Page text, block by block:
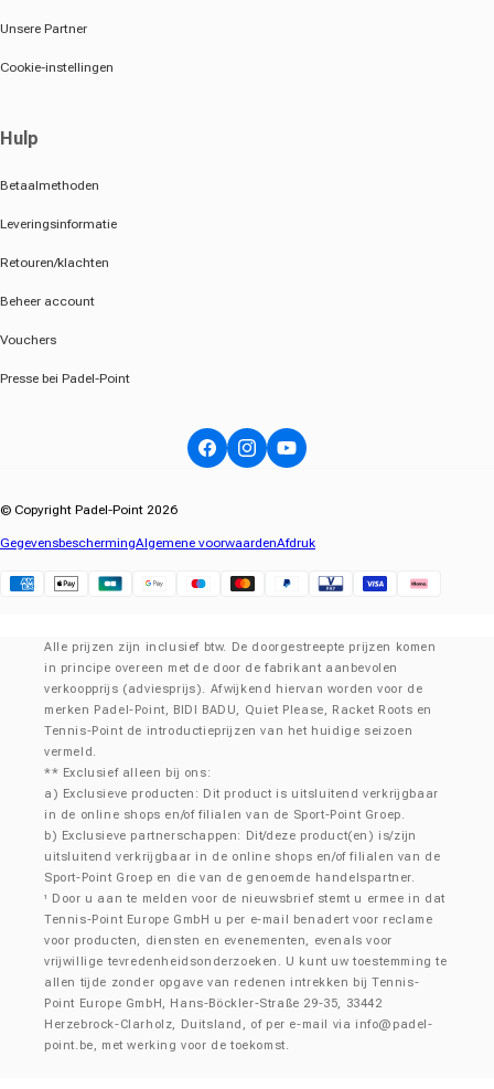
Unsere Partner
Cookie-instellingen
Hulp
Betaalmethoden
Leveringsinformatie
Retouren/klachten
Beheer account
Vouchers
Presse bei Padel-Point
FacebookInstagramYouTube
© Copyright Padel-Point 2026
GegevensbeschermingAlgemene voorwaardenAfdruk
Alle prijzen zijn inclusief btw. De doorgestreepte prijzen komen
in principe overeen met de door de fabrikant aanbevolen
verkoopprijs (adviesprijs). Afwijkend hiervan worden voor de
merken Padel-Point, BIDI BADU, Quiet Please, Racket Roots en
Tennis-Point de introductieprijzen van het huidige seizoen
vermeld.
** Exclusief alleen bij ons:
a) Exclusieve producten: Dit product is uitsluitend verkrijgbaar
in de online shops en/of filialen van de Sport-Point Groep.
b) Exclusieve partnerschappen: Dit/deze product(en) is/zijn
uitsluitend verkrijgbaar in de online shops en/of filialen van de
Sport-Point Groep en die van de genoemde handelspartner.
¹
Door u aan te melden voor de nieuwsbrief stemt u ermee in dat
Tennis-Point Europe GmbH u per e-mail benadert voor reclame
voor producten, diensten en evenementen, evenals voor
vrijwillige tevredenheidsonderzoeken. U kunt uw toestemming te
allen tijde zonder opgave van redenen intrekken bij Tennis-
Point Europe GmbH, Hans-Böckler-Straße 29-35, 33442
Herzebrock-Clarholz, Duitsland, of per e-mail via info@padel-
point.be, met werking voor de toekomst.